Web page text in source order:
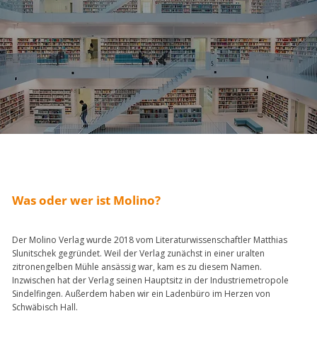
Was oder wer ist Molino?
Der Molino Verlag wurde 2018 vom Literaturwissenschaftler Matthias
Slunitschek gegründet. Weil der Verlag zunächst in einer uralten
zitronengelben Mühle ansässig war, kam es zu diesem Namen.
Inzwischen hat der Verlag seinen Hauptsitz in der Industriemetropole
Sindelfingen. Außerdem haben wir ein Ladenbüro im Herzen von
Schwäbisch Hall.